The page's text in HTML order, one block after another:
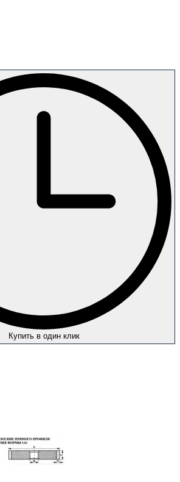
Купить в один клик